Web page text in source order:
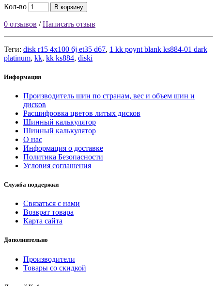
Кол-во В корзину
0 отзывов /Написать отзыв
Теги: disk r15 4x100 6j et35 d67, 1 kk poynt blank ks884-01 dark
platinum, kk, kk ks884, diski
Информация
Производитель шин по странам, вес и объем шин и
дисков
Расшифровка цветов литых дисков
Шинный калькулятор
Шинный калькулятор
О нас
Информация о доставке
Политика Безопасности
Условия соглашения
Служба поддержки
Связаться с нами
Возврат товара
Карта сайта
Дополнительно
Производители
Товары со скидкой